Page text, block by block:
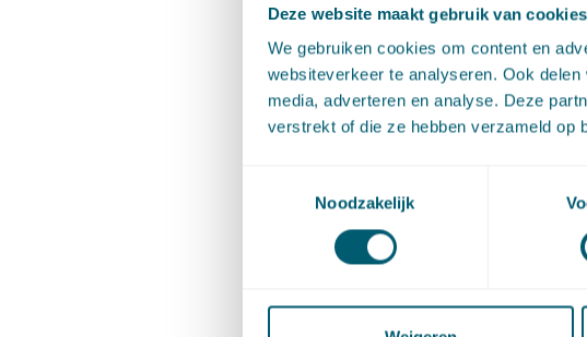
Deze website maakt gebruik van cookies
We gebruiken cookies om content en
websiteverkeer te analyseren. Ook
media, adverteren en analyse. Deze
verstrekt of die ze hebben verzameld op
Noodzakelijk
vanzelfsprekend
begrijpen’ gaan
bedoeling achter